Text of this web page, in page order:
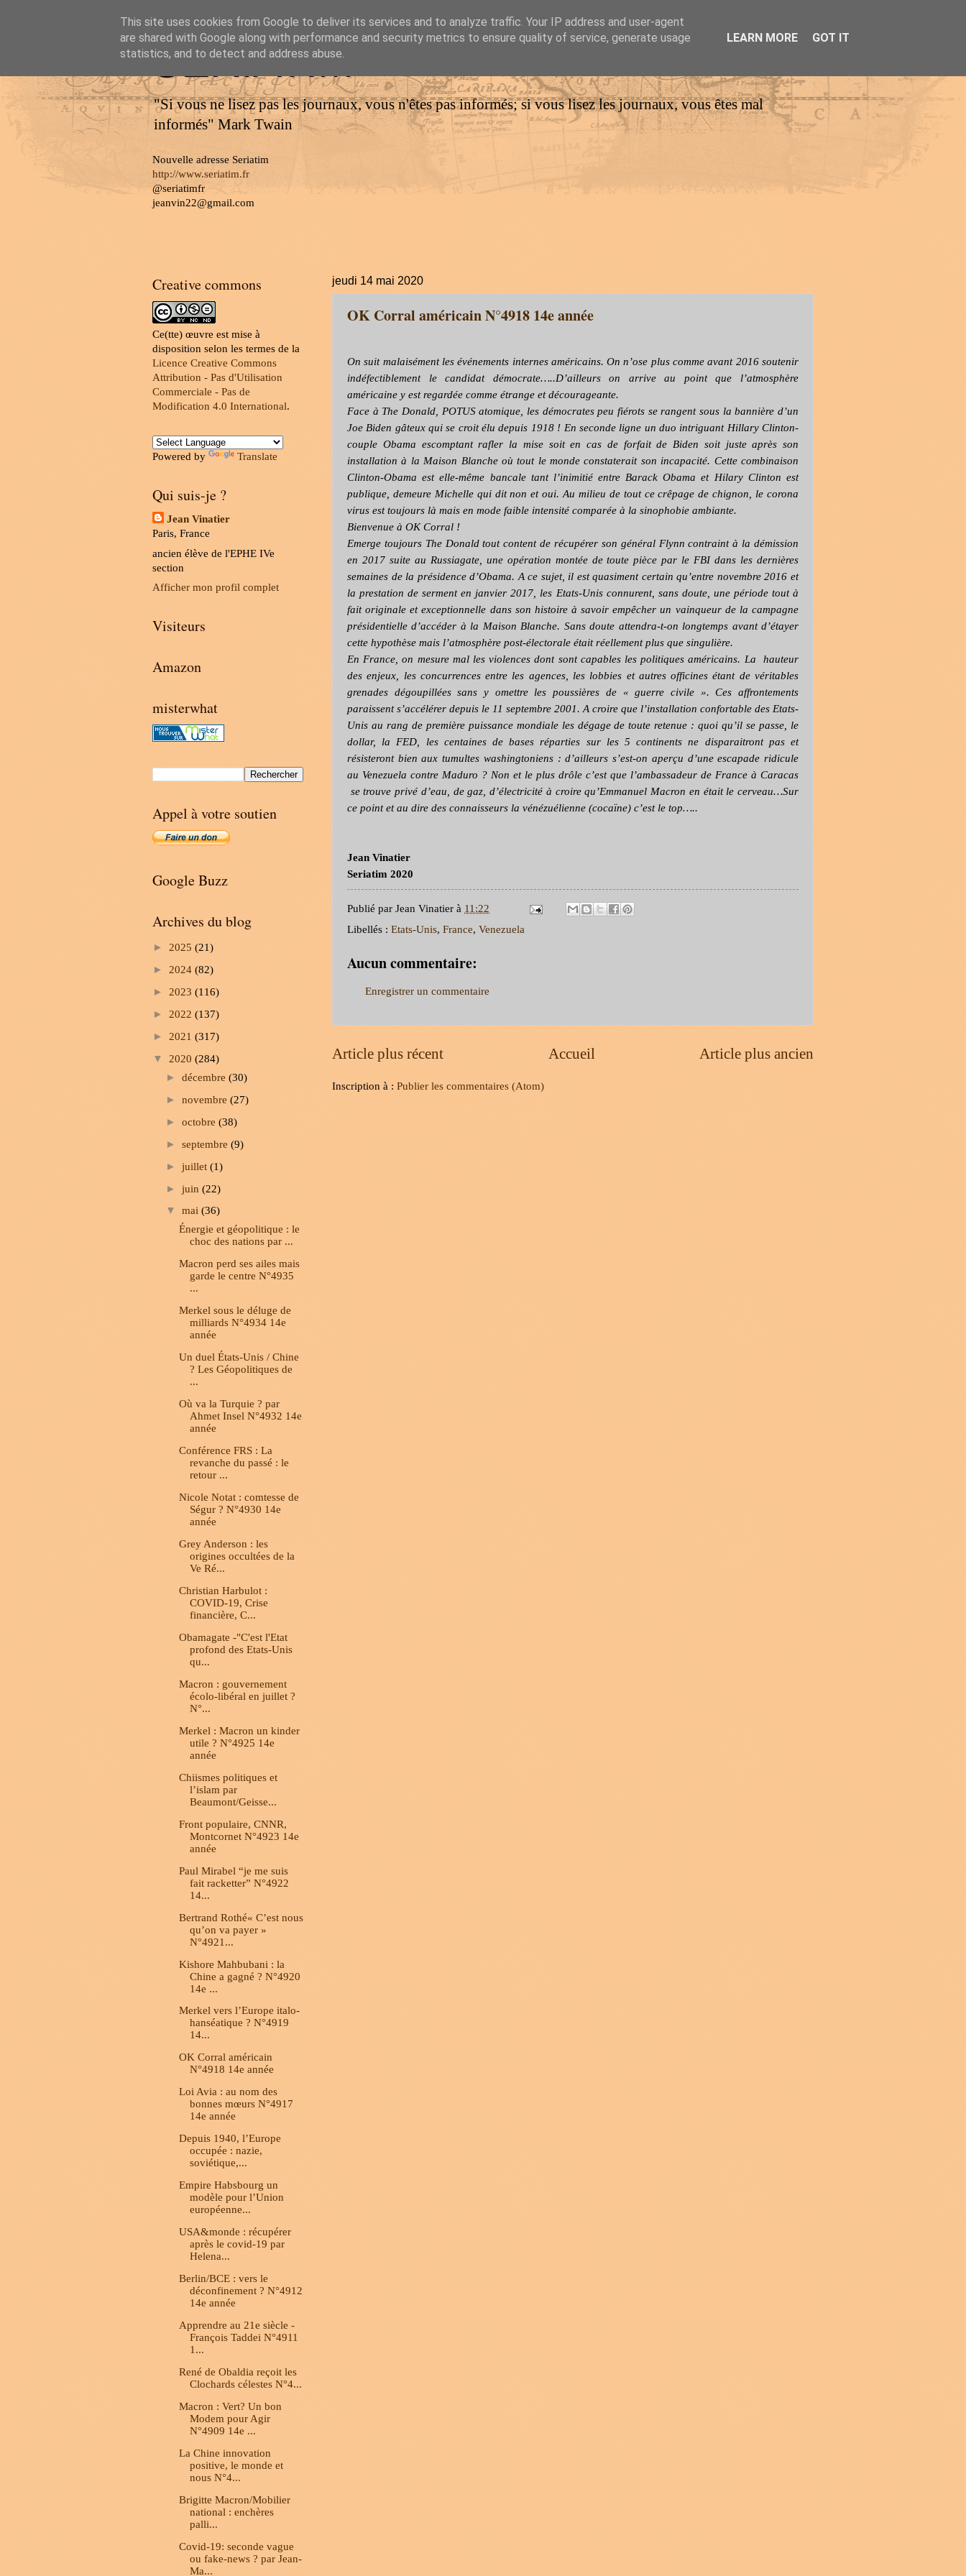
SERIATIM
"Si vous ne lisez pas les journaux, vous n'êtes pas informés; si vous lisez les journaux, vous êtes mal
informés" Mark Twain
Nouvelle adresse Seriatim
http://www.seriatim.fr
@seriatimfr
jeanvin22@gmail.com
jeudi 14 mai 2020
OK Corral américain N°4918 14e année
On suit malaisément les événements internes américains. On n’ose plus comme avant 2016 soutenir
indéfectiblement le candidat démocrate…..D’ailleurs on arrive au point que l’atmosphère
américaine y est regardée comme étrange et décourageante.
Face à The Donald, POTUS atomique, les démocrates peu fiérots se rangent sous la bannière d’un
Joe Biden gâteux qui se croit élu depuis 1918 ! En seconde ligne un duo intriguant Hillary Clinton-
couple Obama escomptant rafler la mise soit en cas de forfait de Biden soit juste après son
installation à la Maison Blanche où tout le monde constaterait son incapacité. Cette combinaison
Clinton-Obama est elle-même bancale tant l’inimitié entre Barack Obama et Hilary Clinton est
publique, demeure Michelle qui dit non et oui. Au milieu de tout ce crêpage de chignon, le corona
virus est toujours là mais en mode faible intensité comparée à la sinophobie ambiante.
Bienvenue à OK Corral !
Emerge toujours The Donald tout content de récupérer son général Flynn contraint à la démission
en 2017 suite au Russiagate, une opération montée de toute pièce par le FBI dans les dernières
semaines de la présidence d’Obama. A ce sujet, il est quasiment certain qu’entre novembre 2016 et
la prestation de serment en janvier 2017, les Etats-Unis connurent, sans doute, une période tout à
fait originale et exceptionnelle dans son histoire à savoir empêcher un vainqueur de la campagne
présidentielle d’accéder à la Maison Blanche. Sans doute attendra-t-on longtemps avant d’étayer
cette hypothèse mais l’atmosphère post-électorale était réellement plus que singulière.
En France, on mesure mal les violences dont sont capables les politiques américains. La
hauteur
des enjeux, les concurrences entre les agences, les lobbies et autres officines étant de véritables
grenades dégoupillées sans y omettre les poussières de « guerre civile ». Ces affrontements
paraissent s’accélérer depuis le 11 septembre 2001. A croire que l’installation confortable des Etats-
Unis au rang de première puissance mondiale les dégage de toute retenue : quoi qu’il se passe, le
dollar, la FED, les centaines de bases réparties sur les 5 continents ne disparaitront pas et
résisteront bien aux tumultes washingtoniens : d’ailleurs s’est-on aperçu d’une escapade ridicule
au Venezuela contre Maduro ? Non et le plus drôle c’est que l’ambassadeur de France à Caracas
se trouve privé d’eau, de gaz, d’électricité à croire qu’Emmanuel Macron en était le cerveau…Sur
ce point et au dire des connaisseurs la vénézuélienne (cocaïne) c’est le top…..
Jean Vinatier
Seriatim 2020
Publié par Jean Vinatier à 11:22
Libellés : Etats-Unis, France, Venezuela
Aucun commentaire:
Enregistrer un commentaire
Article plus récent Article plus ancien
Accueil
Inscription à : Publier les commentaires (Atom)
Creative commons
Ce(tte) œuvre est mise à
disposition selon les termes de la
Licence Creative Commons
Attribution - Pas d'Utilisation
Commerciale - Pas de
Modification 4.0 International.
Powered by Translate
Qui suis-je ?
Jean Vinatier
Paris, France
ancien élève de l'EPHE IVe
section
Afficher mon profil complet
Visiteurs
Amazon
misterwhat
Appel à votre soutien
Google Buzz
Archives du blog
► 2025 (21)
► 2024 (82)
► 2023 (116)
► 2022 (137)
► 2021 (317)
▼ 2020 (284)
► décembre (30)
► novembre (27)
► octobre (38)
► septembre (9)
► juillet (1)
► juin (22)
▼ mai (36)
Énergie et géopolitique : le
choc des nations par ...
Macron perd ses ailes mais
garde le centre N°4935
...
Merkel sous le déluge de
milliards N°4934 14e
année
Un duel États-Unis / Chine
? Les Géopolitiques de
...
Où va la Turquie ? par
Ahmet Insel N°4932 14e
année
Conférence FRS : La
revanche du passé : le
retour ...
Nicole Notat : comtesse de
Ségur ? N°4930 14e
année
Grey Anderson : les
origines occultées de la
Ve Ré...
Christian Harbulot :
COVID-19, Crise
financière, C...
Obamagate -"C'est l'Etat
profond des Etats-Unis
qu...
Macron : gouvernement
écolo-libéral en juillet ?
N°...
Merkel : Macron un kinder
utile ? N°4925 14e
année
Chiismes politiques et
l’islam par
Beaumont/Geisse...
Front populaire, CNNR,
Montcornet N°4923 14e
année
Paul Mirabel “je me suis
fait racketter” N°4922
14...
Bertrand Rothé« C’est nous
qu’on va payer »
N°4921...
Kishore Mahbubani : la
Chine a gagné ? N°4920
14e ...
Merkel vers l’Europe italo-
hanséatique ? N°4919
14...
OK Corral américain
N°4918 14e année
Loi Avia : au nom des
bonnes mœurs N°4917
14e année
Depuis 1940, l’Europe
occupée : nazie,
soviétique,...
Empire Habsbourg un
modèle pour l’Union
européenne...
USA&monde : récupérer
après le covid-19 par
Helena...
Berlin/BCE : vers le
déconfinement ? N°4912
14e année
Apprendre au 21e siècle -
François Taddei N°4911
1...
René de Obaldia reçoit les
Clochards célestes N°4...
Macron : Vert? Un bon
Modem pour Agir
N°4909 14e ...
La Chine innovation
positive, le monde et
nous N°4...
Brigitte Macron/Mobilier
national : enchères
palli...
Covid-19: seconde vague
ou fake-news ? par Jean-
Ma...
This site uses cookies from Google to deliver its services and to analyze traffic. Your IP address and user-agent
are shared with Google along with performance and security metrics to ensure quality of service, generate usage
statistics, and to detect and address abuse.
LEARN MORE GOT IT